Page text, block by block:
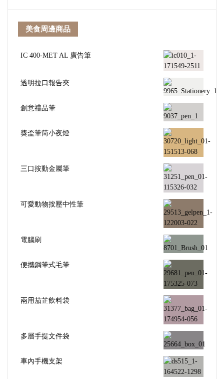
美食周邊商品
IC 400-MET AL 廣告筆
透明拉口報告夾
創意禮品筆
獎盃筆筒小夜燈
三口按動金屬筆
可愛動物按壓中性筆
電腦刷
便攜鋼筆式毛筆
兩用茄芷飲料袋
多層手提文件袋
車內手機支架